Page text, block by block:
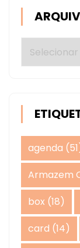
Arquivos
agenda
Armazem
box (18)
card (14)